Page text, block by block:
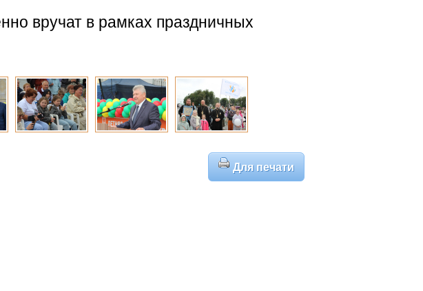
вручат в рамках праздничных
Для печати